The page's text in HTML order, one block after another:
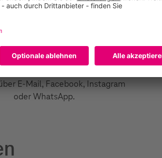
Empfehlen
E-Mail, Facebook, Instagram
oder WhatsApp.